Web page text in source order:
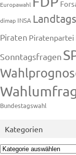
Europawahl
dimap INSA
Piraten Piratenpartei
Sonntagsfragen
Bundestagswahl
Kategorien
Kategorien